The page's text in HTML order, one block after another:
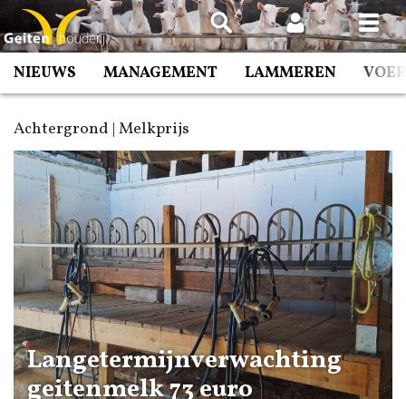
Spring
naar
inhoud
NIEUWS MANAGEMENT LAMMEREN
Achtergrond | Melkprijs
Langetermijnverwachting
geitenmelk 73 euro